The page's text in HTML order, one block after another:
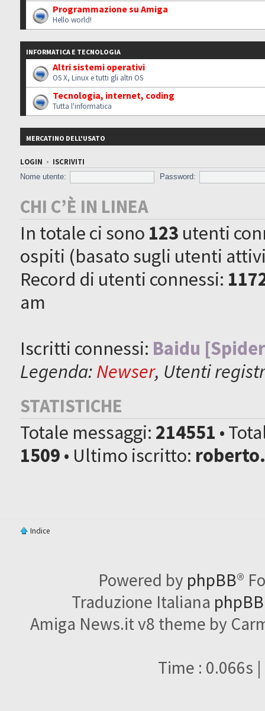
Programmazione su Amiga
Hello world!
INFORMATICA E TECNOLOGIA
Altri sistemi operativi
OS X, Linux e tutti gli altri OS
Tecnologia, internet, coding
Tutta l'informatica
MERCATINO DELL'USATO
LOGIN • ISCRIVITI
Nome utente:
Password:
CHI C’È IN LINEA
In totale ci sono 123 utenti
ospiti (basato sugli utenti
Record di utenti connessi:
am
Iscritti connessi: Baidu
Legenda:Newser, Utenti
STATISTICHE
Totale messaggi: 214551 •
1509• Ultimo iscritto:
Indice
Powered by phpBB®
Traduzione Italiana
Amiga News.it v8 theme by
Time : 0.066s